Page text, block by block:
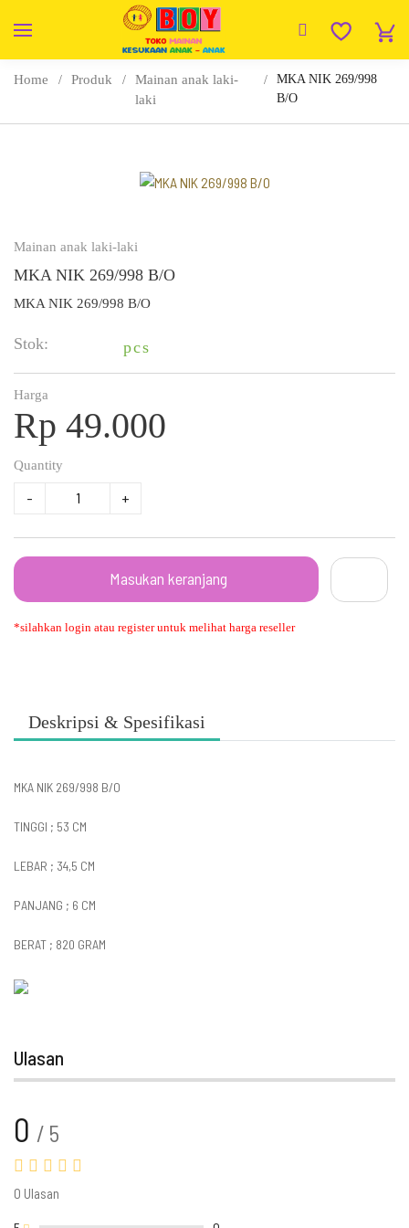
Home Produk
Mainan anak laki-
laki
MKA NIK 269/998
B/O
Mainan anak laki-laki
MKA NIK 269/998 B/O
MKA NIK 269/998 B/O
Stok: pcs
Harga
Rp 49.000
Quantity
- +
Masukan keranjang
*silahkan login atau register untuk melihat harga reseller
Deskripsi & Spesifikasi
MKA NIK 269/998 B/O
TINGGI ; 53 CM
LEBAR ; 34,5 CM
PANJANG ; 6 CM
BERAT ; 820 GRAM
Ulasan
0 / 5
0 Ulasan